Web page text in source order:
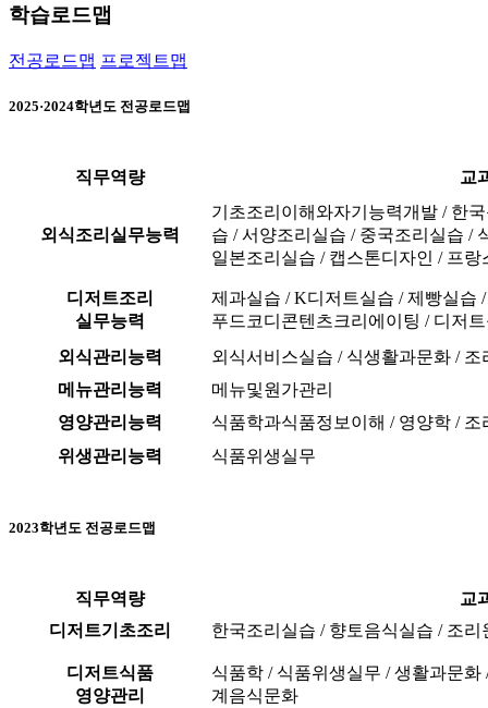
학습로드맵
전공로드맵 프로젝트맵
2025·2024학년도 전공로드맵
직무역량 교
외식조리실무능력
기초조리이해와자기능력개발 / 한
습 / 서양조리실습 / 중국조리실습 /
일본조리실습 / 캡스톤디자인 / 프랑
디저트조리
실무능력
제과실습 / K디저트실습 / 제빵실습
푸드코디콘텐츠크리에이팅 / 디저
외식관리능력
외식서비스실습 / 식생활과문화 /
메뉴관리능력
메뉴및원가관리
영양관리능력
식품학과식품정보이해 / 영양학 /
위생관리능력
식품위생실무
2023학년도 전공로드맵
직무역량
교
디저트기초조리
한국조리실습 / 향토음식실습 / 조
디저트식품
영양관리
식품학 / 식품위생실무 / 생활과문
계음식문화